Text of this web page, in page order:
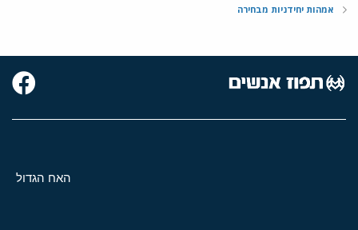
אמהות יחידניות מבחירה
האח הגדול